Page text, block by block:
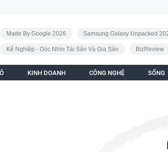
Made By Google 2026
Samsung Galaxy Unpacked
Kế Nghiệp - Góc Nhìn Tài Sản Và Gia Sản BizReview
KINH DOANH CÔNG NGHỆ SỐNG